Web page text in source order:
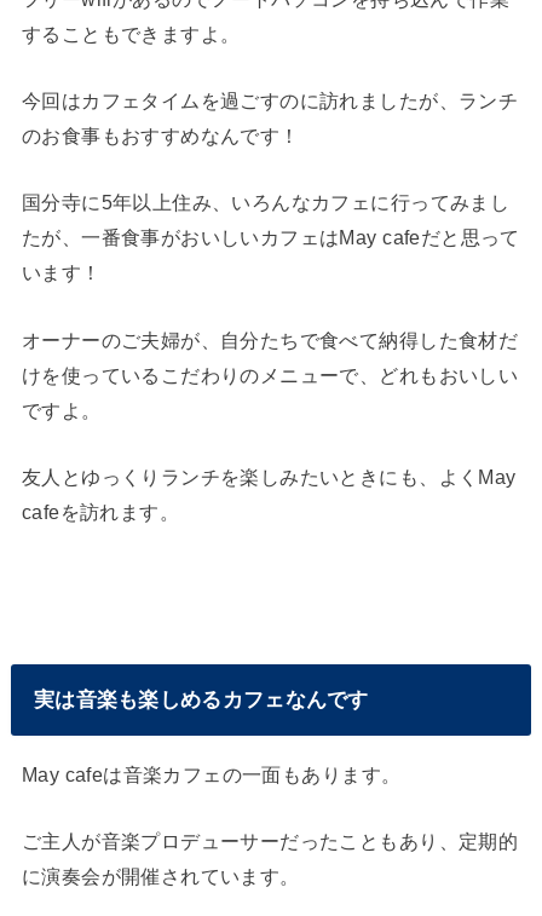
することもできますよ。
今回はカフェタイムを過ごすのに訪れましたが、ランチ
のお食事もおすすめなんです！
国分寺に5年以上住み、いろんなカフェに行ってみまし
たが、一番食事がおいしいカフェはMay cafeだと思って
います！
オーナーのご夫婦が、自分たちで食べて納得した食材だ
けを使っているこだわりのメニューで、どれもおいしい
ですよ。
友人とゆっくりランチを楽しみたいときにも、よくMay
cafeを訪れます。
実は音楽も楽しめるカフェなんです
May cafeは音楽カフェの一面もあります。
ご主人が音楽プロデューサーだったこともあり、定期的
に演奏会が開催されています。